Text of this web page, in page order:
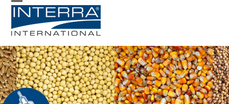
SkipOpen
mobile
menu
Close
mobile
menu